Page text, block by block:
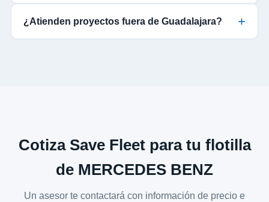
¿Atienden proyectos fuera de Guadalajara?
Cotiza Save Fleet para tu flotilla
de MERCEDES BENZ
Un asesor te contactará con información de precio e